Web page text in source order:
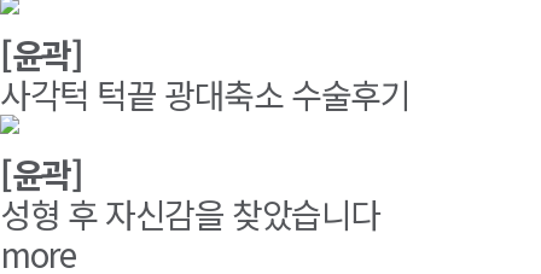
[윤곽]
사각턱 턱끝 광대축소 수술후기
[윤곽]
성형 후 자신감을 찾았습니다
more